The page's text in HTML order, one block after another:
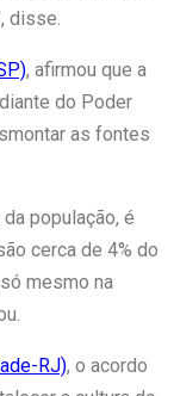
disse.
, afirmou que a
do Poder
as fontes
população, é
cerca de 4% do
mesmo na
RJ), o acordo